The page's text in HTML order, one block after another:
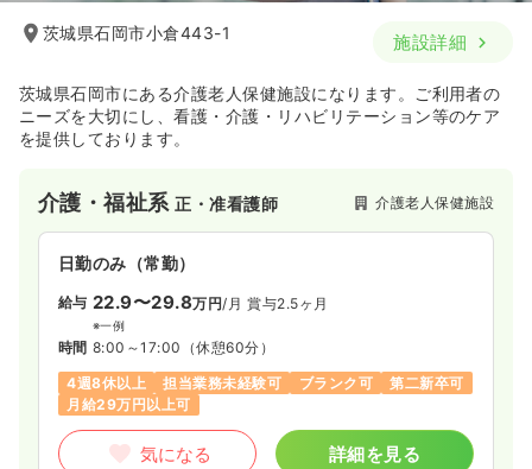
茨城県石岡市小倉443-1 施設詳細
茨城県石岡市にある介護老人保健施設になります。ご利用者の
ニーズを大切にし、看護・介護・リハビリテーション等のケア
を提供しております。
介護・福祉系正・准看護師 介護老人保健施設
日勤のみ（常勤）
給与 22.9〜29.8万円/月 賞与2.5ヶ月
※一例
時間 8:00～17:00 （休憩60分）
4週8休以上
担当業務未経験可 ブランク可
第二新卒可
月給29万円以上可
気になる 詳細を見る